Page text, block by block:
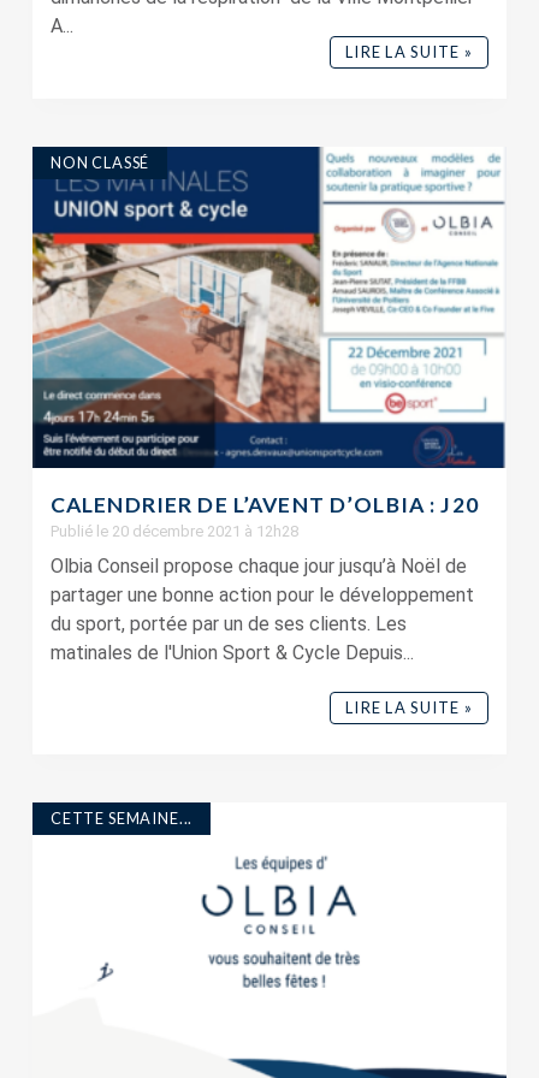
A...
LIRE LA SUITE »
NON CLASSÉ
CALENDRIER DE L’AVENT D’OLBIA : J20
Publié le 20 décembre 2021 à 12h28
Olbia Conseil propose chaque jour jusqu’à Noël de
partager une bonne action pour le développement
du sport, portée par un de ses clients. Les
matinales de l'Union Sport & Cycle Depuis...
LIRE LA SUITE »
CETTE SEMAINE...